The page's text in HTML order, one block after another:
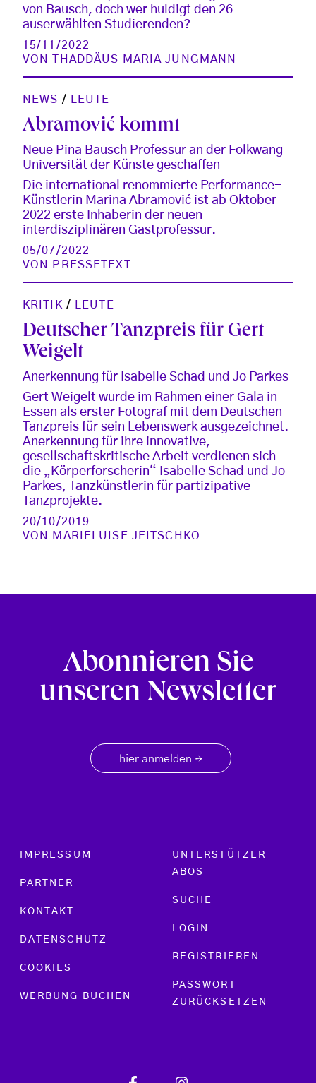
von Bausch, doch wer huldigt den 26
auserwählten Studierenden?
15/11/2022
VON
THADDÄUS MARIA JUNGMANN
NEWS / LEUTE
Abramović kommt
Neue Pina Bausch Professur an der Folkwang
Universität der Künste geschaffen
Die international renommierte Performance-
Künstlerin Marina Abramović ist ab Oktober
2022 erste Inhaberin der neuen
interdisziplinären Gastprofessur.
05/07/2022
VON
PRESSETEXT
KRITIK / LEUTE
Deutscher Tanzpreis für Gert
Weigelt
Anerkennung für Isabelle Schad und Jo Parkes
Gert Weigelt wurde im Rahmen einer Gala in
Essen als erster Fotograf mit dem Deutschen
Tanzpreis für sein Lebenswerk ausgezeichnet.
Anerkennung für ihre innovative,
gesellschaftskritische Arbeit verdienen sich
die „Körperforscherin“ Isabelle Schad und Jo
Parkes, Tanzkünstlerin für partizipative
Tanzprojekte.
20/10/2019
VON MARIELUISE JEITSCHKO
Abonnieren Sie
unseren Newsletter
hier anmelden →
Footer menu
IMPRESSUM
PARTNER
KONTAKT
DATENSCHUTZ
COOKIES
WERBUNG BUCHEN
UNTERSTÜTZER
ABOS
SUCHE
LOGIN
REGISTRIEREN
PASSWORT
ZURÜCKSETZEN